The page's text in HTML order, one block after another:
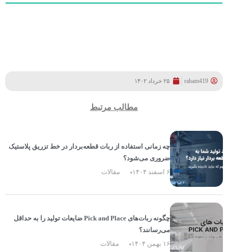
raham419 ۲۵ خرداد ۱۴۰۲
مطالب مرتبط
چه زمانی استفاده از ربات قطعه‌بردار در خط تزریق پلاستیک
ضروری می‌شود؟
۶ اسفند ۱۴۰۴
مقالات
چگونه ربات‌های Pick and Place ضایعات تولید را به حداقل
می‌رسانند؟
۱۶ بهمن ۱۴۰۴
مقالات